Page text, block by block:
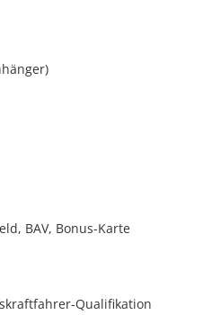
BAV, Bonus-Karte
Qualifikation